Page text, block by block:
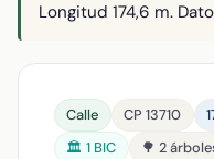
Longitud 174,6 m.
Calle CP 13710
🏛️ 1 BIC
🌳 2